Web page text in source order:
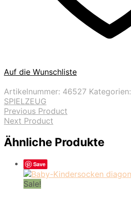
Auf die Wunschliste
Artikelnummer: 46527 Kategorien:
SPIELZEUG
Previous Product
Next Product
Ähnliche Produkte
Save
Sale!